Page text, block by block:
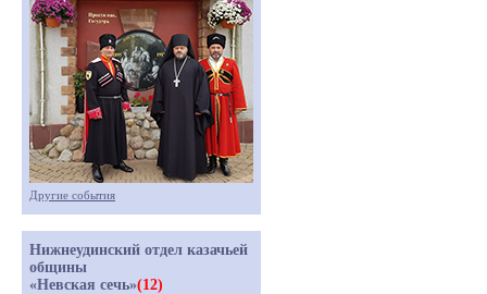
Другие события
Нижнеудинский отдел казачьей
общины
«Невская сечь»(12)